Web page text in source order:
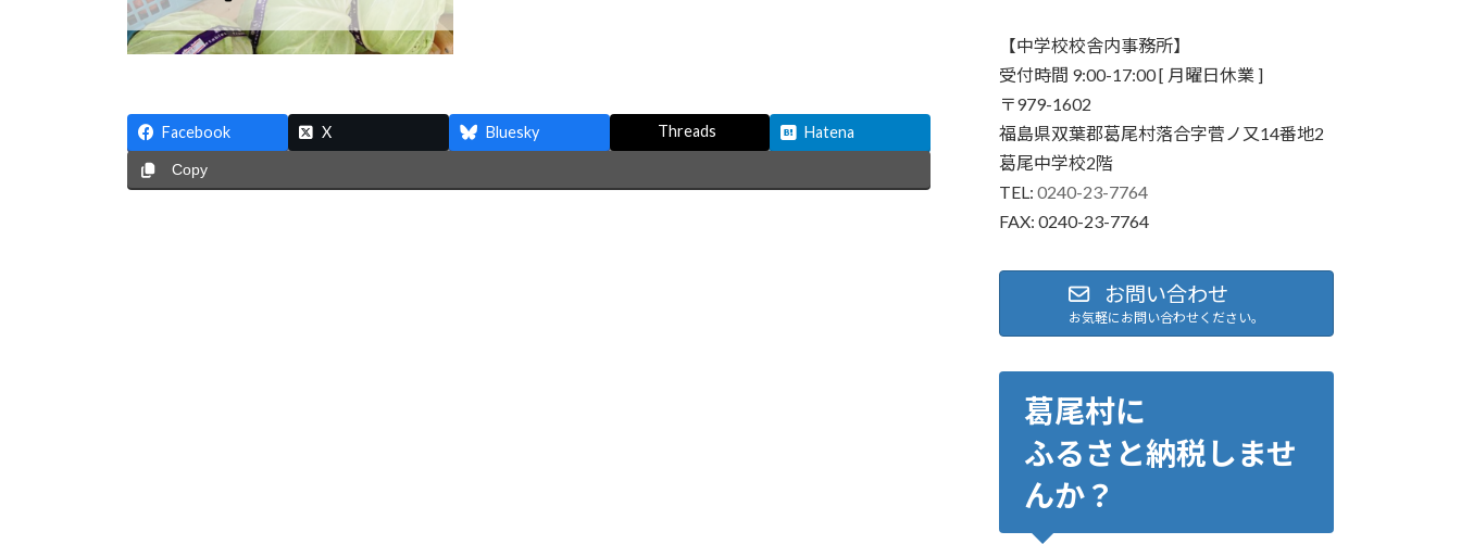
Facebook X Bluesky Threads Hatena
Copy
【中学校校舎内事務所】
受付時間 9:00-17:00 [ 月曜日休業 ]
〒979-1602
福島県双葉郡葛尾村落合字菅ノ又14番地2
葛尾中学校2階
TEL:0240-23-7764
FAX: 0240-23-7764
お問い合わせ
お気軽にお問い合わせください。
葛尾村に
ふるさと納税しませ
んか？